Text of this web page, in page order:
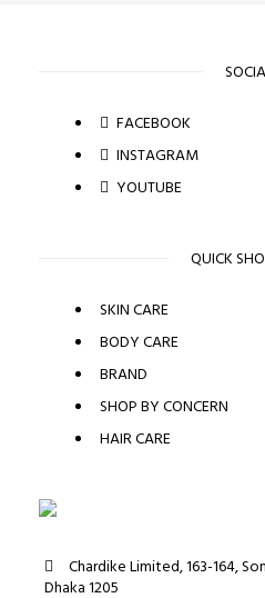
FACEBOOK
INSTAGRAM
YOUTUBE
QUICK
SKIN CARE
BODY CARE
BRAND
SHOP BY CONCERN
HAIR CARE
Chardike Limited, 163-164,
Dhaka 1205